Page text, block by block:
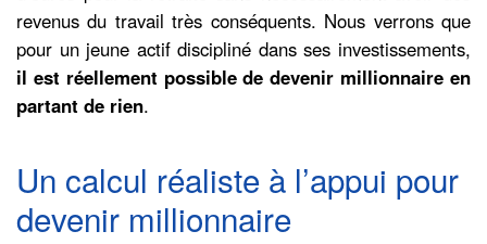
revenus du travail très conséquents. Nous verrons que
pour un jeune actif discipliné dans ses investissements,
il est réellement possible de devenir millionnaire en
partant de rien.
Un calcul réaliste à l’appui pour
devenir millionnaire